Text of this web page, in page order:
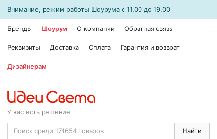
Внимание, режим работы Шоурума с 11.00 до 19.00
Бренды Шоурум О компании Обратная связь
Реквизиты Доставка Оплата Гарантия и возврат
Дизайнерам
У нас есть решение
Найти